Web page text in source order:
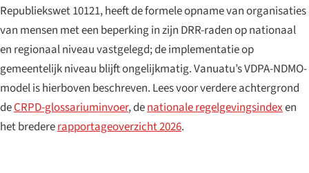
Republiekswet 10121, heeft de formele opname van organisaties
van mensen met een beperking in zijn DRR-raden op nationaal
en regionaal niveau vastgelegd; de implementatie op
gemeentelijk niveau blijft ongelijkmatig. Vanuatu’s VDPA-NDMO-
model is hierboven beschreven. Lees voor verdere achtergrond
deCRPD-glossariuminvoer, denationale regelgevingsindexen
het bredererapportageoverzicht 2026.